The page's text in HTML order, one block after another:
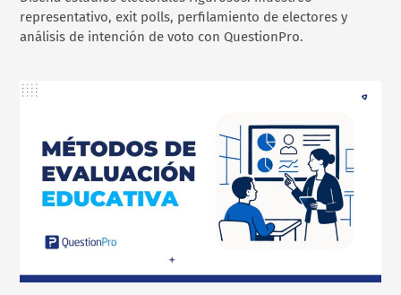
representativo, exit polls, perfilamiento de electores y
análisis de intención de voto con QuestionPro.